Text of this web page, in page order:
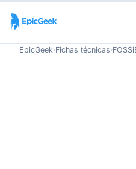
EpicGeek›Fichas técnicas›